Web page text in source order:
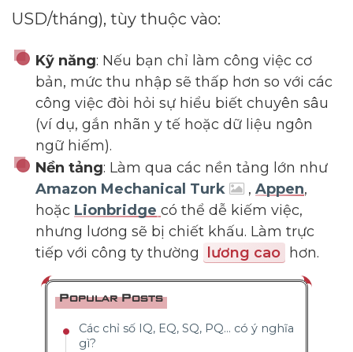
USD/tháng), tùy thuộc vào:
Kỹ năng: Nếu bạn chỉ làm công việc cơ
bản, mức thu nhập sẽ thấp hơn so với các
công việc đòi hỏi sự hiểu biết chuyên sâu
(ví dụ, gắn nhãn y tế hoặc dữ liệu ngôn
ngữ hiếm).
Nền tảng: Làm qua các nền tảng lớn như
Amazon Mechanical Turk
, Appen,
hoặc Lionbridge có thể dễ kiếm việc,
nhưng lương sẽ bị chiết khấu. Làm trực
tiếp với công ty thường
lương cao hơn.
Popular Posts
Các chỉ số IQ, EQ, SQ, PQ... có ý nghĩa
gì?